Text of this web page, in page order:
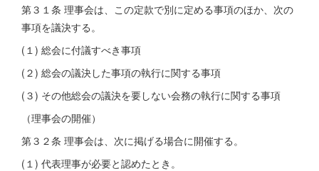
第３１条 理事会は、この定款で別に定める事項のほか、次の
事項を議決する。
(１) 総会に付議すべき事項
(２) 総会の議決した事項の執行に関する事項
(３) その他総会の議決を要しない会務の執行に関する事項
（理事会の開催）
第３２条 理事会は、次に掲げる場合に開催する。
(１) 代表理事が必要と認めたとき。